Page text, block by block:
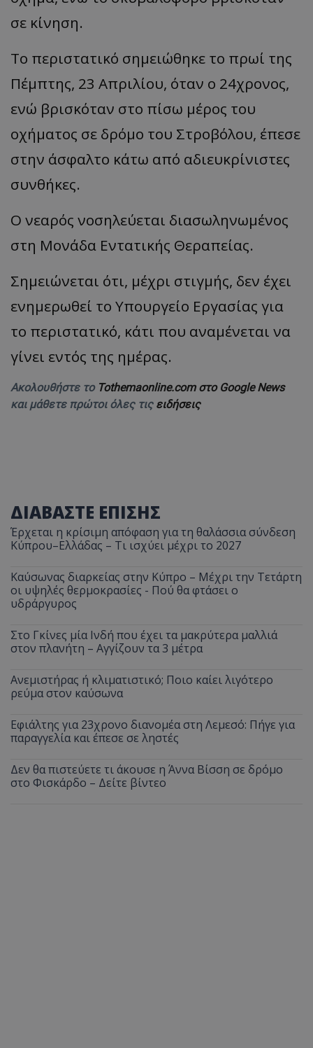
σε κίνηση.
Το περιστατικό σημειώθηκε το πρωί της
Πέμπτης, 23 Απριλίου, όταν ο 24χρονος,
ενώ βρισκόταν στο πίσω μέρος του
οχήματος σε δρόμο του Στροβόλου, έπεσε
στην άσφαλτο κάτω από αδιευκρίνιστες
συνθήκες.
Ο νεαρός νοσηλεύεται διασωληνωμένος
στη Μονάδα Εντατικής Θεραπείας.
Σημειώνεται ότι, μέχρι στιγμής, δεν έχει
ενημερωθεί το Υπουργείο Εργασίας για
το περιστατικό, κάτι που αναμένεται να
γίνει εντός της ημέρας.
Ακολουθήστε το Tothemaonline.com στο Google News
και μάθετε πρώτοι όλες τις ειδήσεις
ΔΙΑΒΑΣΤΕ ΕΠΙΣΗΣ
Έρχεται η κρίσιμη απόφαση για τη θαλάσσια σύνδεση
Κύπρου–Ελλάδας – Τι ισχύει μέχρι το 2027
Καύσωνας διαρκείας στην Κύπρο – Μέχρι την Τετάρτη
οι υψηλές θερμοκρασίες - Πού θα φτάσει ο
υδράργυρος
Στο Γκίνες μία Ινδή που έχει τα μακρύτερα μαλλιά
στον πλανήτη – Αγγίζουν τα 3 μέτρα
Ανεμιστήρας ή κλιματιστικό; Ποιο καίει λιγότερο
ρεύμα στον καύσωνα
Εφιάλτης για 23χρονο διανομέα στη Λεμεσό: Πήγε για
παραγγελία και έπεσε σε ληστές
Δεν θα πιστεύετε τι άκουσε η Άννα Βίσση σε δρόμο
στο Φισκάρδο – Δείτε βίντεο